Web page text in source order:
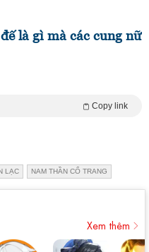
là gì mà các cung nữ
Copy link
LẠC NAM THẦN CỔ TRANG
Xem thêm